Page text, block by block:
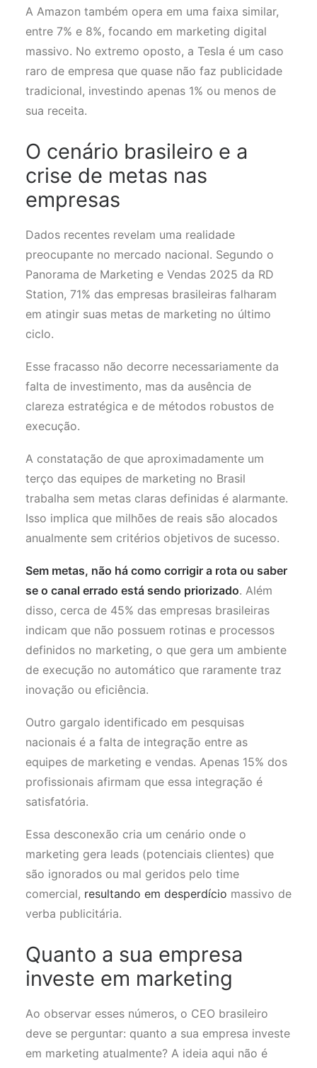
A Amazon também opera em uma faixa similar,
entre 7% e 8%, focando em marketing digital
massivo. No extremo oposto, a Tesla é um caso
raro de empresa que quase não faz publicidade
tradicional, investindo apenas 1% ou menos de
sua receita.
O cenário brasileiro e a
crise de metas nas
empresas
Dados recentes revelam uma realidade
preocupante no mercado nacional. Segundo o
Panorama de Marketing e Vendas 2025 da RD
Station, 71% das empresas brasileiras falharam
em atingir suas metas de marketing no último
ciclo.
Esse fracasso não decorre necessariamente da
falta de investimento, mas da ausência de
clareza estratégica e de métodos robustos de
execução.
A constatação de que aproximadamente um
terço das equipes de marketing no Brasil
trabalha sem metas claras definidas é alarmante.
Isso implica que milhões de reais são alocados
anualmente sem critérios objetivos de sucesso.
Sem metas, não há como corrigir a rota ou saber
se o canal errado está sendo priorizado. Além
disso, cerca de 45% das empresas brasileiras
indicam que não possuem rotinas e processos
definidos no marketing, o que gera um ambiente
de execução no automático que raramente traz
inovação ou eficiência.
Outro gargalo identificado em pesquisas
nacionais é a falta de integração entre as
equipes de marketing e vendas. Apenas 15% dos
profissionais afirmam que essa integração é
satisfatória.
Essa desconexão cria um cenário onde o
marketing gera leads (potenciais clientes) que
são ignorados ou mal geridos pelo time
comercial, resultando em desperdício massivo de
verba publicitária.
Quanto a sua empresa
investe em marketing
Ao observar esses números, o CEO brasileiro
deve se perguntar: quanto a sua empresa investe
em marketing atualmente? A ideia aqui não é